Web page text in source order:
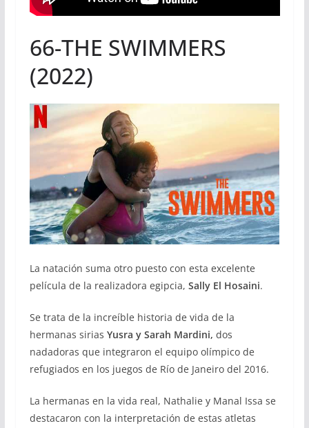
66-THE SWIMMERS
(2022)
La natación suma otro puesto con esta excelente
película de la realizadora egipcia, Sally El Hosaini.
Se trata de la increíble historia de vida de la
hermanas sirias Yusra y Sarah Mardini, dos
nadadoras que integraron el equipo olímpico de
refugiados en los juegos de Río de Janeiro del 2016.
La hermanas en la vida real, Nathalie y Manal Issa se
destacaron con la interpretación de estas atletas